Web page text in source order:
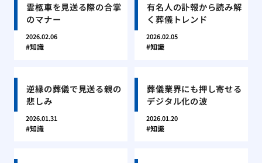
霊柩車を見送る際の合掌
のマナー
2026.02.06
知識
有名人の訃報から読み解
く葬儀トレンド
2026.02.05
知識
逆縁の葬儀で見送る親の
悲しみ
2026.01.31
知識
葬儀業界にも押し寄せる
デジタル化の波
2026.01.20
知識